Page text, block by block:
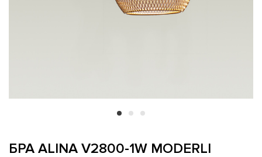
БРА ALINA V2800-1W MODERLI